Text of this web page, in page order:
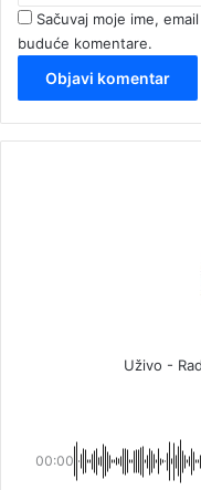
Sačuvaj moje ime,
buduće komentare.
Uživo -
00:00